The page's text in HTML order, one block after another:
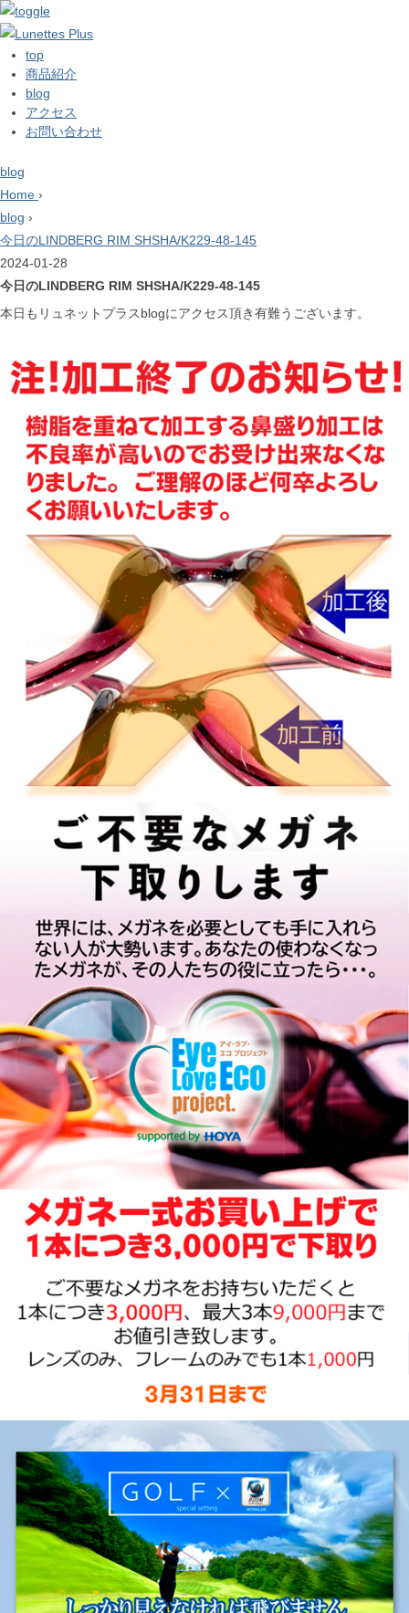
top
商品紹介
blog
アクセス
お問い合わせ
blog
Home ›
blog ›
今日のLINDBERG RIM SHSHA/K229-48-145
2024-01-28
今日のLINDBERG RIM SHSHA/K229-48-145
本日もリュネットプラスblogにアクセス頂き有難うございます。